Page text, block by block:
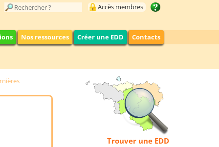
Accès membres
Nos ressources Créer une EDD Contacts
Trouver une EDD